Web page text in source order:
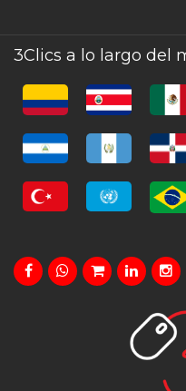
3Clics a lo largo del